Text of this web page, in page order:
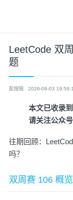
LeetCode 双
题
彭旭锐 2026-06-03
本文已收录到
请关注公众
往期回顾：
吗？
双周赛 106 概览